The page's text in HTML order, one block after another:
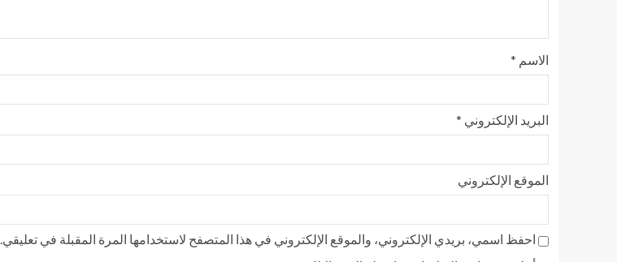
الاسم *
البريد الإلكتروني *
الموقع الإلكتروني
احفظ اسمي، بريدي الإلكتروني، والموقع الإلكتروني في هذا المتصفح لاستخدامها المرة المقبلة في تعليقي.